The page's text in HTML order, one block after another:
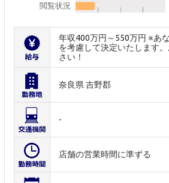
閲覧状況
年収400万円～550万円 ※あ
を考慮して決定いたします
さい！
奈良県 吉野郡
-
店舗の営業時間に準ずる